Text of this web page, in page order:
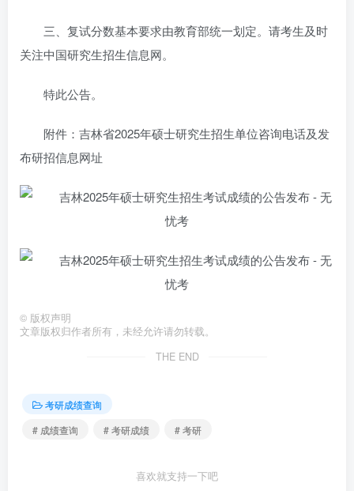
三、复试分数基本要求由教育部统一划定。请考生及时
关注中国研究生招生信息网。
特此公告。
附件：吉林省2025年硕士研究生招生单位咨询电话及发
布研招信息网址
© 版权声明
文章版权归作者所有，未经允许请勿转载。
THE END
考研成绩查询
# 成绩查询
# 考研成绩 # 考研
喜欢就支持一下吧